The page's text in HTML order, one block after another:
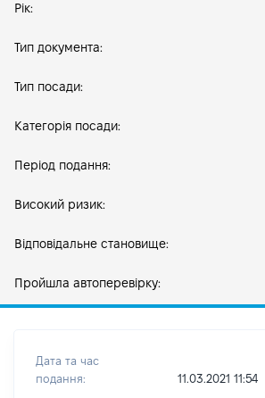
Рік:
Тип документа:
Тип посади:
Категорія посади:
Період подання:
Високий ризик:
Відповідальне становище:
Пройшла автоперевірку:
Дата та час
подання:
11.03.2021 11:54